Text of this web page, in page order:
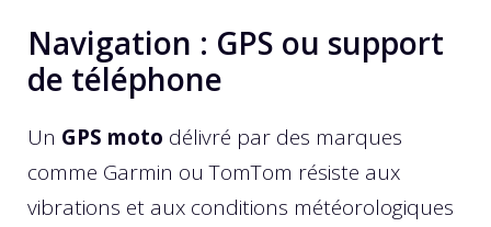
Navigation : GPS ou support
de téléphone
Un GPS moto délivré par des marques
comme Garmin ou TomTom résiste aux
vibrations et aux conditions météorologiques